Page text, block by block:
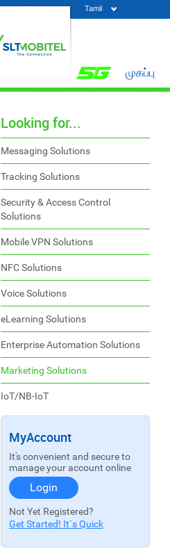
Tamil
முகப்பு
Looking for...
Messaging Solutions
Tracking Solutions
Security & Access Control
Solutions
Mobile VPN Solutions
NFC Solutions
Voice Solutions
eLearning Solutions
Enterprise Automation Solutions
Marketing Solutions
IoT/NB-IoT
MyAccount
It's convenient and secure to
manage your account online
Login
Not Yet Registered?
Get Started! It`s Quick